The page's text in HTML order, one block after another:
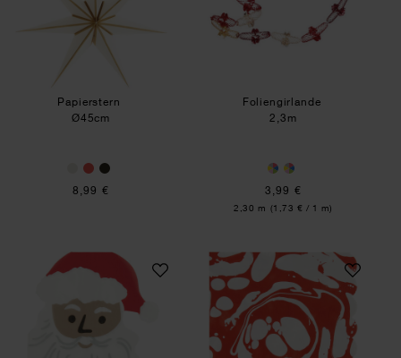
Papierstern
Ø45cm
8,99 €
Foliengirlande
2,3m
3,99 €
Inhalt:
2,30 m (1,73 € / 1 m)
Servietten Weihnachtsmann 20 Stück
Servietten